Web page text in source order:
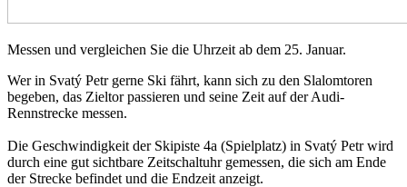
Messen und vergleichen Sie die Uhrzeit ab dem 25. Januar.
Wer in Svatý Petr gerne Ski fährt, kann sich zu den Slalomtoren
begeben, das Zieltor passieren und seine Zeit auf der Audi-
Rennstrecke messen.
Die Geschwindigkeit der Skipiste 4a (Spielplatz) in Svatý Petr wird
durch eine gut sichtbare Zeitschaltuhr gemessen, die sich am Ende
der Strecke befindet und die Endzeit anzeigt.